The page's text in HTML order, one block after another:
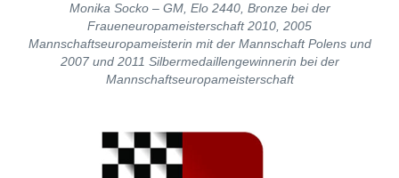
Monika Socko – GM, Elo 2440, Bronze bei der
Fraueneuropameisterschaft 2010, 2005
Mannschaftseuropameisterin mit der Mannschaft Polens und
2007 und 2011 Silbermedaillengewinnerin bei der
Mannschaftseuropameisterschaft